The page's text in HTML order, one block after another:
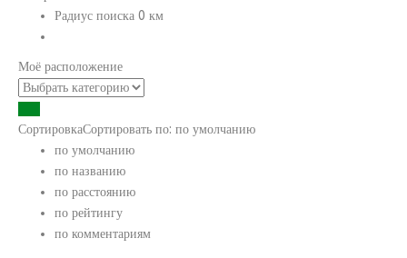
Радиус поиска 0 км
Моё расположение
СортировкаСортировать по: по умолчанию
по умолчанию
по названию
по расстоянию
по рейтингу
по комментариям